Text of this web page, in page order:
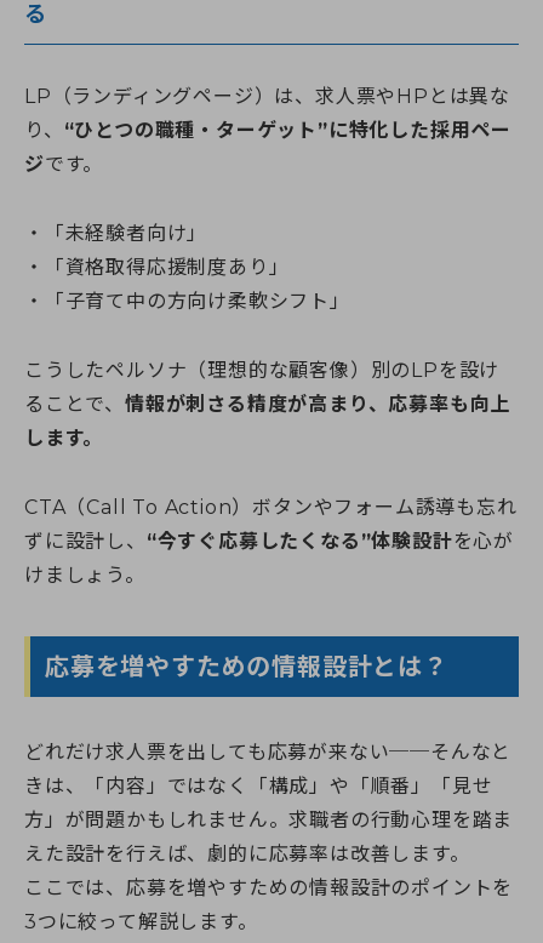
る
LP（ランディングページ）は、求人票やHPとは異な
り、 “ひとつの職種・ターゲット”に特化した採用ペー
ジです。
「未経験者向け」
「資格取得応援制度あり」
「子育て中の方向け柔軟シフト」
こうしたペルソナ（理想的な顧客像）別のLPを設け
ることで、 情報が刺さる精度が高まり、応募率も向上
します。
CTA（Call To Action）ボタンやフォーム誘導も忘れ
ずに設計し、 “今すぐ応募したくなる”体験設計を心が
けましょう。
応募を増やすための情報設計とは？
どれだけ求人票を出しても応募が来ない──そんなと
きは、「内容」ではなく「構成」や「順番」「見せ
方」が問題かもしれません。求職者の行動心理を踏ま
えた設計を行えば、劇的に応募率は改善します。
ここでは、応募を増やすための情報設計のポイントを
3つに絞って解説します。